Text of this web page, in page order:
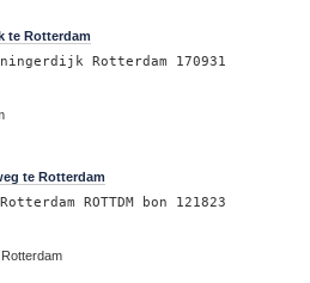
te Rotterdam
Rotterdam 170931
te Rotterdam
ROTTDM bon 121823